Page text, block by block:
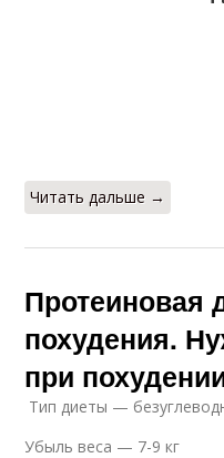
Читать дальше →
Протеиновая
похудения.
при
Тип диеты —
Убыль веса — 7-9 кг